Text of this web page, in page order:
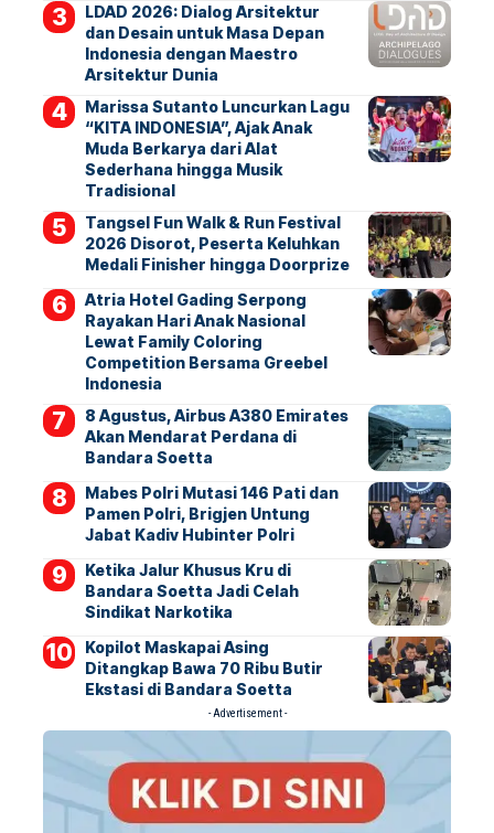
LDAD 2026: Dialog Arsitektur
dan Desain untuk Masa Depan
Indonesia dengan Maestro
Arsitektur Dunia
Marissa Sutanto Luncurkan Lagu
“KITA INDONESIA”, Ajak Anak
Muda Berkarya dari Alat
Sederhana hingga Musik
Tradisional
Tangsel Fun Walk & Run Festival
2026 Disorot, Peserta Keluhkan
Medali Finisher hingga Doorprize
Atria Hotel Gading Serpong
Rayakan Hari Anak Nasional
Lewat Family Coloring
Competition Bersama Greebel
Indonesia
8 Agustus, Airbus A380 Emirates
Akan Mendarat Perdana di
Bandara Soetta
Mabes Polri Mutasi 146 Pati dan
Pamen Polri, Brigjen Untung
Jabat Kadiv Hubinter Polri
Ketika Jalur Khusus Kru di
Bandara Soetta Jadi Celah
Sindikat Narkotika
Kopilot Maskapai Asing
Ditangkap Bawa 70 Ribu Butir
Ekstasi di Bandara Soetta
- Advertisement -